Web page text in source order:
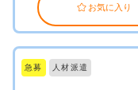
お気に入り
急募 人材派遣